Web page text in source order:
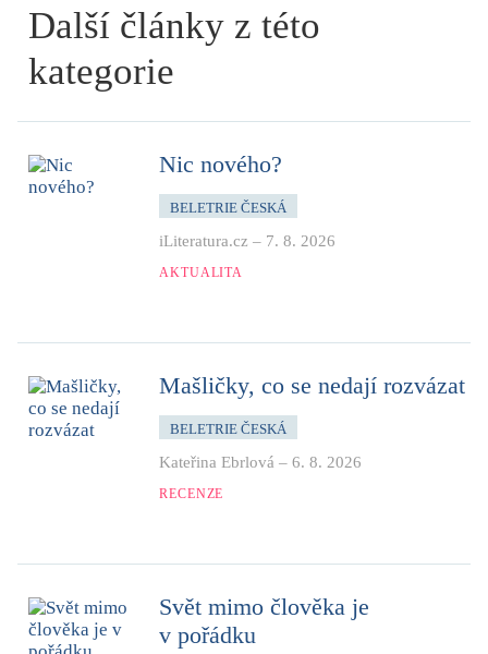
Další články z této
kategorie
Nic nového?
BELETRIE ČESKÁ
iLiteratura.cz – 7. 8. 2026
AKTUALITA
Mašličky, co se nedají rozvázat
BELETRIE ČESKÁ
Kateřina Ebrlová – 6. 8. 2026
RECENZE
Svět mimo člověka je
v pořádku